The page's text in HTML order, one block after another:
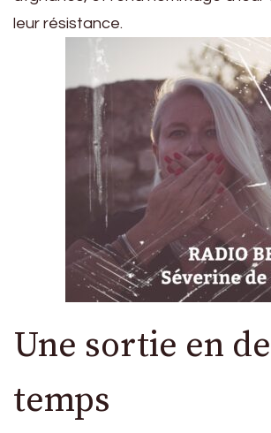
leur résistance.
Une sortie en
temps